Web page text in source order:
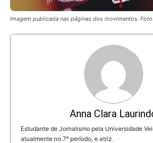
Imagem publicada nas páginas dos movimentos.
Anna Clara
Estudante de Jornalismo pela Universidade
atualmente no 7° período, e atriz.